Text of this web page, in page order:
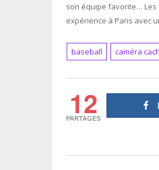
son équipe favorite… Les
expérience à Paris avec
baseball caméra
12
PARTAGES